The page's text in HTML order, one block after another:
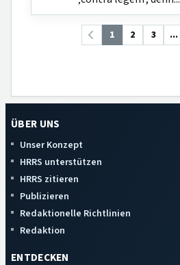
1 2 3 ...
ÜBER UNS
Unser Konzept
HRRS unterstützen
HRRS zitieren
Publizieren
Redaktionelle Richtlinien
Redaktion
ENTDECKEN